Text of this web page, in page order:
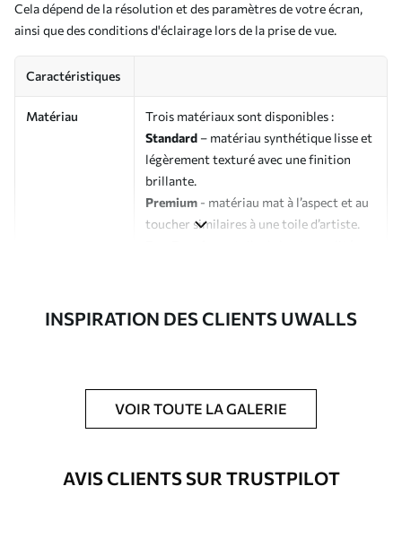
Cela dépend de la résolution et des paramètres de votre écran,
ainsi que des conditions d'éclairage lors de la prise de vue.
Caractéristiques
Matériau
Trois matériaux sont disponibles :
Standard – matériau synthétique lisse et
légèrement texturé avec une finition
brillante.
Premium - matériau mat à l’aspect et au
toucher similaires à une toile d’artiste.
Possibilité d'ajouter un vernis
protecteur pour renforcer la durabilité
du tableau.
Matériaux disponibles
INSPIRATION DES CLIENTS UWALLS
VOIR TOUTE LA GALERIE
AVIS CLIENTS SUR TRUSTPILOT